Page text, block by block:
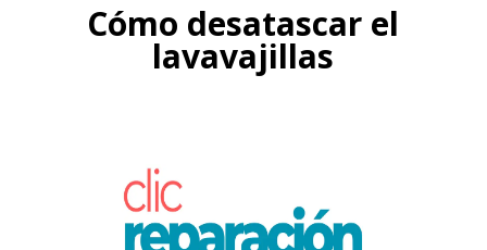
Cómo desatascar el
lavavajillas